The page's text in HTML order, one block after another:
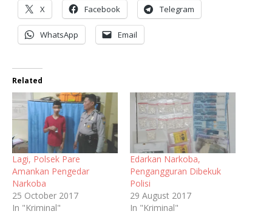
X Facebook Telegram
WhatsApp Email
Related
Lagi, Polsek Pare
Amankan Pengedar
Narkoba
25 October 2017
In "Kriminal"
Edarkan Narkoba,
Pengangguran Dibekuk
Polisi
29 August 2017
In "Kriminal"